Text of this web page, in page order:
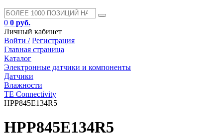
0 0 руб.
Личный кабинет
Войти / Регистрация
Главная страница
Каталог
Электронные датчики и компоненты
Датчики
Влажности
TE Connectivity
HPP845E134R5
HPP845E134R5